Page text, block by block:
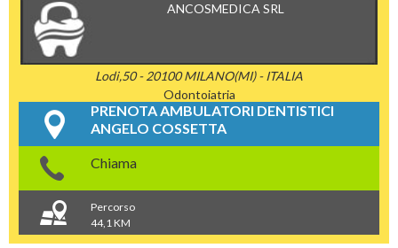
ANCOSMEDICA SRL
Lodi,50 - 20100 MILANO(MI) - ITALIA
Odontoiatria
PRENOTA AMBULATORI DENTISTICI
ANGELO COSSETTA
Chiama
Percorso
44,1 KM